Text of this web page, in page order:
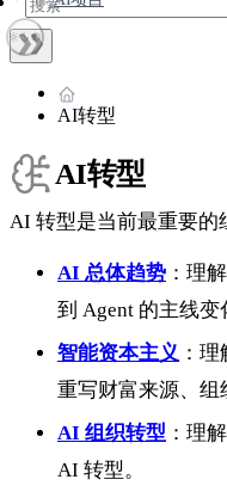
AI转型
AI转型
AI 转型是当前最重要的
AI 总体趋势 ：理
到 Agent 的主线变
智能资本主义 ：
重写财富来源、组
AI 组织转型 ：理
AI 转型。